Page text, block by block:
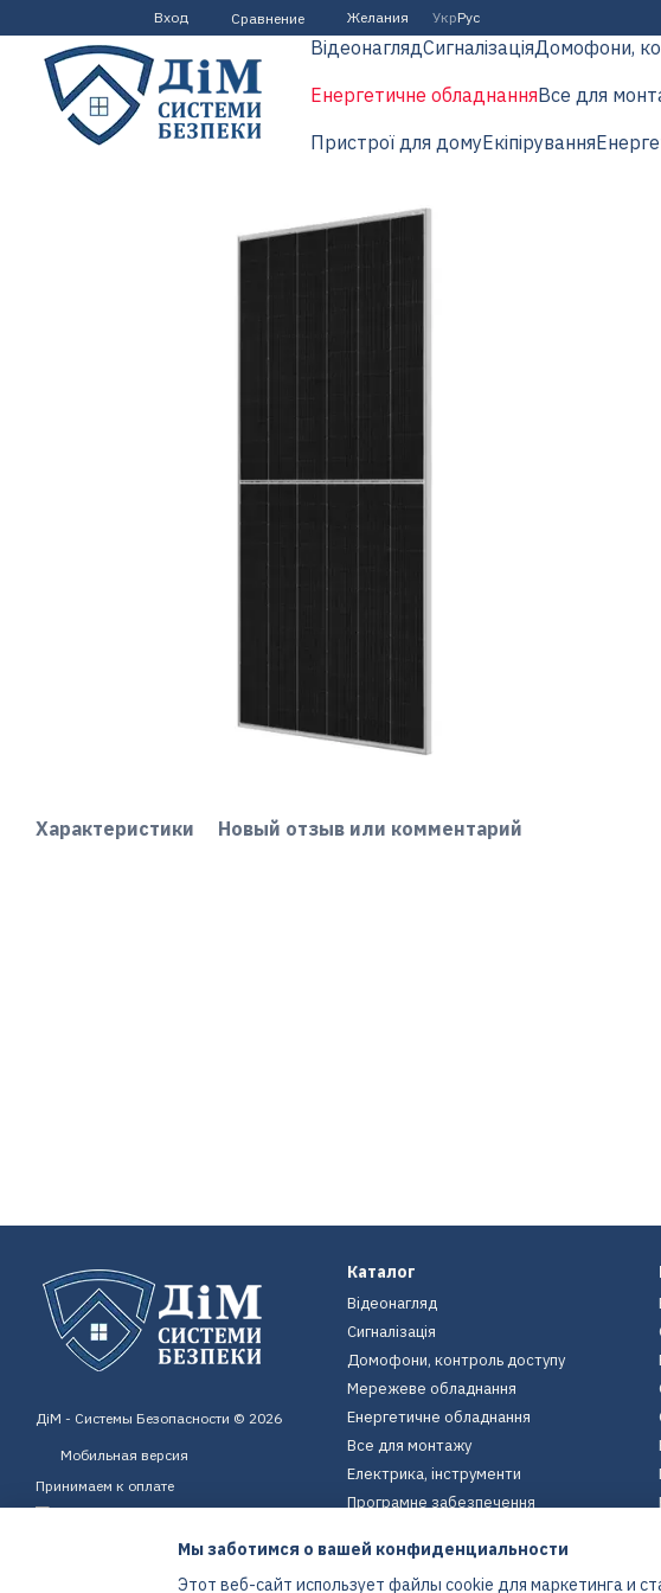
Перейти к основному контенту
Вход Сравнение Желания УкрРус
ВідеонаглядСигналізаціяДомофони,
Енергетичне обладнанняВсе для
Пристрої для домуЕкіпірування
Характеристики Новый отзыв или комментарий
ДіМ - Системы Безопасности © 2026
Мобильная версия
Принимаем к оплате
Каталог
Відеонагляд
Сигналізація
Домофони, контроль доступу
Мережеве обладнання
Енергетичне обладнання
Все для монтажу
Електрика, інструменти
Програмне забезпечення
Екіпірування
Енергетичне обладнання
Мы заботимся о вашей конфиденциальности
Этот веб-сайт использует файлы cookie для маркетинга и